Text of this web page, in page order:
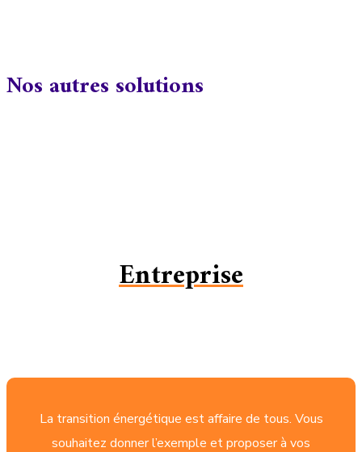
Nos autres solutions
Entreprise
La transition énergétique est affaire de tous. Vous
souhaitez donner l’exemple et proposer à vos